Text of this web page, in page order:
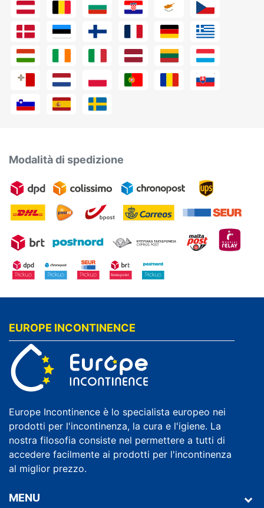
Modalità di spedizione
EUROPE INCONTINENCE
Europe Incontinence è lo specialista europeo nei
prodotti per l'incontinenza, la cura e l'igiene. La
nostra filosofia consiste nel permettere a tutti di
accedere facilmente ai prodotti per l'incontinenza
al miglior prezzo.
MENU